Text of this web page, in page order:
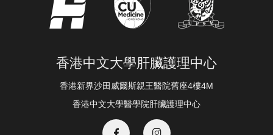
香港中文大學肝臟護理中心
香港新界沙田威爾斯親王醫院舊座4樓4M
香港中文大學醫學院肝臟護理中心